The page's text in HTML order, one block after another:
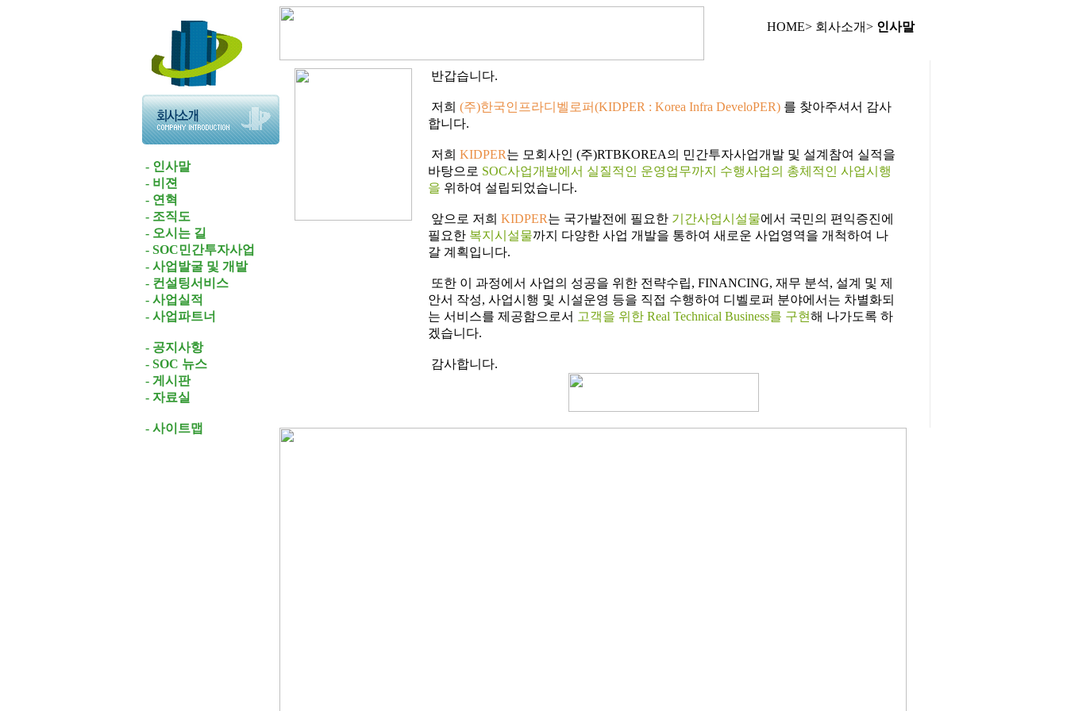
- 인사말
- 비젼
- 연혁
- 조직도
- 오시는 길
- SOC민간투자사업
- 사업발굴 및 개발
- 컨설팅서비스
- 사업실적
- 사업파트너
- 공지사항
- SOC 뉴스
- 게시판
- 자료실
- 사이트맵
HOME> 회사소개> 인사말
반갑습니다.
저희 (주)한국인프라디벨로퍼(KIDPER : Korea Infra DeveloPER) 를 찾아주셔서 감사
합니다.
저희 KIDPER는 모회사인 (주)RTBKOREA의 민간투자사업개발 및 설계참여 실적을
바탕으로 SOC사업개발에서 실질적인 운영업무까지 수행사업의 총체적인 사업시행
을 위하여 설립되었습니다.
앞으로 저희 KIDPER는 국가발전에 필요한 기간사업시설물에서 국민의 편익증진에
필요한 복지시설물까지 다양한 사업 개발을 통하여 새로운 사업영역을 개척하여 나
갈 계획입니다.
또한 이 과정에서 사업의 성공을 위한 전략수립, FINANCING, 재무 분석, 설계 및 제
안서 작성, 사업시행 및 시설운영 등을 직접 수행하여 디벨로퍼 분야에서는 차별화되
는 서비스를 제공함으로서 고객을 위한 Real Technical Business를 구현해 나가도록 하
겠습니다.
감사합니다.